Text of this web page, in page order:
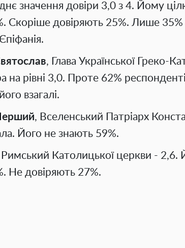
значення довіри 3,0 з 4. Йому
Скоріше довіряють 25%. Лише 35%
, Глава Української Греко-
на рівні 3,0. Проте 62%
взагалі.
, Вселенський Патріарх
Його не знають 59%.
Католицької церкви - 2,6.
Не довіряють 27%.